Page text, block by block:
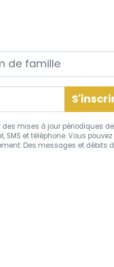
de famille
des mises à jour périodiques de
et téléphone. Vous pouvez
Des messages et débits